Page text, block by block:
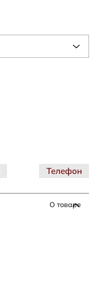
О товаре
Телефон